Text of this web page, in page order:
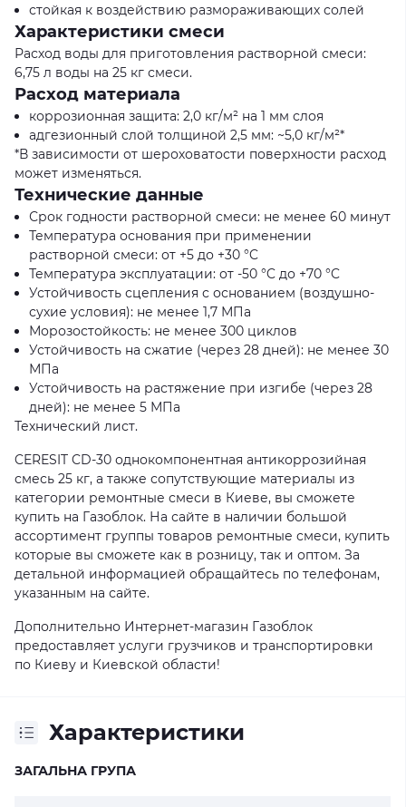
стойкая к воздействию размораживающих солей
Характеристики смеси
Расход воды для приготовления растворной смеси:
6,75 л воды на 25 кг смеси.
Расход материала
коррозионная защита: 2,0 кг/м² на 1 мм слоя
адгезионный слой толщиной 2,5 мм: ~5,0 кг/м²*
*В зависимости от шероховатости поверхности расход
может изменяться.
Технические данные
Срок годности растворной смеси: не менее 60 минут
Температура основания при применении
растворной смеси: от +5 до +30 °C
Температура эксплуатации: от -50 °C до +70 °C
Устойчивость сцепления с основанием (воздушно-
сухие условия): не менее 1,7 МПа
Морозостойкость: не менее 300 циклов
Устойчивость на сжатие (через 28 дней): не менее 30
МПа
Устойчивость на растяжение при изгибе (через 28
дней): не менее 5 МПа
Технический лист.
CERESIT CD-30 однокомпонентная антикоррозийная
смесь 25 кг, а также сопутствующие материалы из
категории ремонтные смеси в Киеве, вы сможете
купить на Газоблок. На сайте в наличии большой
ассортимент группы товаров ремонтные смеси, купить
которые вы сможете как в розницу, так и оптом. За
детальной информацией обращайтесь по телефонам,
указанным на сайте.
Дополнительно Интернет-магазин Газоблок
предоставляет услуги грузчиков и транспортировки
по Киеву и Киевской области!
Характеристики
ЗАГАЛЬНА ГРУПА